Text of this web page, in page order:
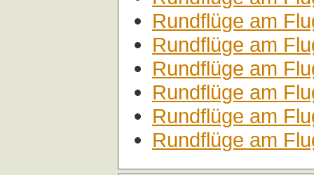
Rundflüge am
Rundflüge am
Rundflüge am
Rundflüge am
Rundflüge am
Rundflüge am